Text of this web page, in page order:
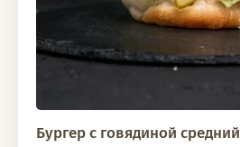
Бургер с говядиной средний